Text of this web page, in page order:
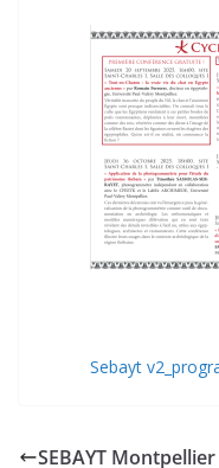
Sebayt
SEBAYT